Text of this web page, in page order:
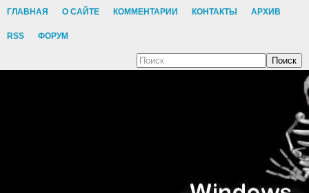
ГЛАВНАЯ О САЙТЕ КОММЕНТАРИИ КОНТАКТЫ АРХИВ
RSS ФОРУМ
Поиск